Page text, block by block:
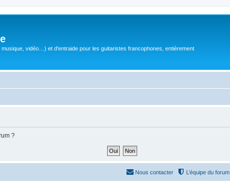
vidéo…) et d'entraide pour les guitaristes francophones, entièrement
?
L’équipe du forum
Nous contacter